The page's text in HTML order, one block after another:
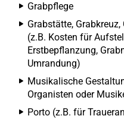
Grabpflege
Grabstätte,
(z.B. Kosten für
Erstbepflanzung,
Umrandung)
Musikalische
Organisten oder
Porto (z.B. für